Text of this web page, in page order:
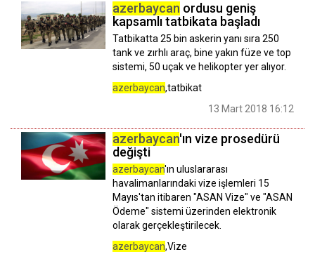
azerbaycan ordusu geniş
kapsamlı tatbikata başladı
Tatbikatta 25 bin askerin yanı sıra 250
tank ve zırhlı araç, bine yakın füze ve top
sistemi, 50 uçak ve helikopter yer alıyor.
azerbaycan,tatbikat
13 Mart 2018 16:12
azerbaycan'ın vize prosedürü
değişti
azerbaycan'ın uluslararası
havalimanlarındaki vize işlemleri 15
Mayıs'tan itibaren "ASAN Vize" ve "ASAN
Ödeme" sistemi üzerinden elektronik
olarak gerçekleştirilecek.
azerbaycan,Vize